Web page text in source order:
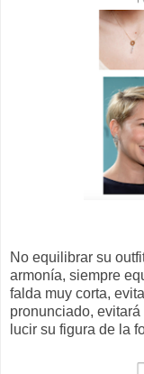
No equilibrar su
armonía, siempre
falda muy corta,
pronunciado,
lucir su figura de la